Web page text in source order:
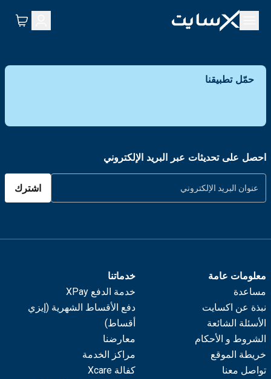
حمّل تطبيقنا
احصل على تحديثات عبر البريد الإلكتروني
اشترك
معلومات عامة
مساعدة
نبذة عن اكسايت
الأسئلة الشائعة
الشروط و الأحكام
خريطة الموقع
تواصل معنا
خدماتنا
خدمة الدفع XPay
دفع الأقساط الشهرية (إيزي
أقساط)
معارضنا
مراكز الخدمة
كفالة Xcare